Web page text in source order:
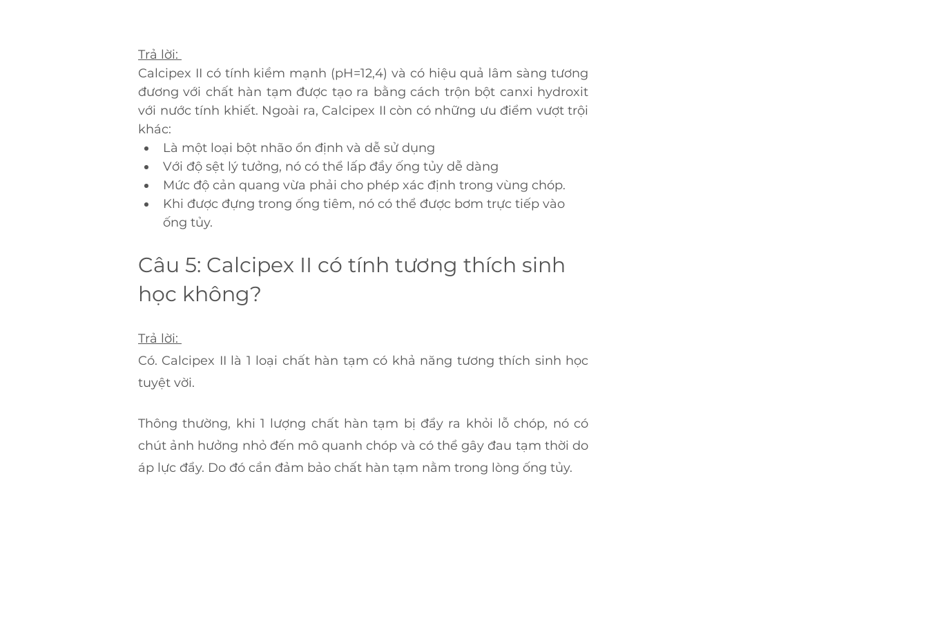
Trả lời:
Calcipex II có tính kiềm mạnh (pH=12,4) và có hiệu quả lâm sàng tương
đương với chất hàn tạm được tạo ra bằng cách trộn bột canxi hydroxit
với nước tính khiết. Ngoài ra, Calcipex II còn có những ưu điểm vượt trội
khác:
Là một loại bột nhão ổn định và dễ sử dụng
Với độ sệt lý tưởng, nó có thể lấp đầy ống tủy dễ dàng
Mức độ cản quang vừa phải cho phép xác định trong vùng chóp.
Khi được đựng trong ống tiêm, nó có thể được bơm trực tiếp vào
ống tủy.
Câu 5: Calcipex II có tính tương thích sinh
học không?
Trả lời:
Có. Calcipex II là 1 loại chất hàn tạm có khả năng tương thích sinh học
tuyệt vời.
Thông thường, khi 1 lượng chất hàn tạm bị đẩy ra khỏi lỗ chóp, nó có
chút ảnh hưởng nhỏ đến mô quanh chóp và có thể gây đau tạm thời do
áp lực đẩy. Do đó cần đảm bảo chất hàn tạm nằm trong lòng ống tủy.